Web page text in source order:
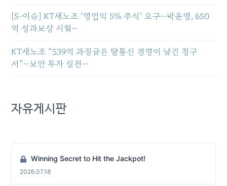
[S-이슈] KT새노조 ‘영업익 5% 주식’ 요구…박윤영, 650
억 성과보상 시험…
KT새노조 “539억 과징금은 탈통신 경영이 남긴 청구
서”…보안 투자 실천…
자유게시판
Winning Secret to Hit the Jackpot!
2026.07.18